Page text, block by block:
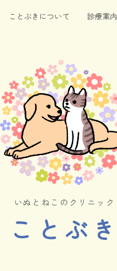
ことぶきについて 診療案内
いぬとねこのクリニック
ことぶき